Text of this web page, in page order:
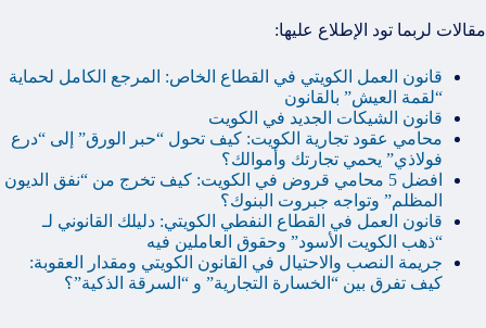
مقالات لربما تود الإطلاع عليها:
قانون العمل الكويتي في القطاع الخاص: المرجع الكامل لحماية
“لقمة العيش” بالقانون
قانون الشيكات الجديد في الكويت
محامي عقود تجارية الكويت: كيف تحول “حبر الورق” إلى “درع
فولاذي” يحمي تجارتك وأموالك؟
افضل 5 محامي قروض في الكويت: كيف تخرج من “نفق الديون
المظلم” وتواجه جبروت البنوك؟
قانون العمل في القطاع النفطي الكويتي: دليلك القانوني لـ
“ذهب الكويت الأسود” وحقوق العاملين فيه
جريمة النصب والاحتيال في القانون الكويتي ومقدار العقوبة:
كيف تفرق بين “الخسارة التجارية” و “السرقة الذكية”؟